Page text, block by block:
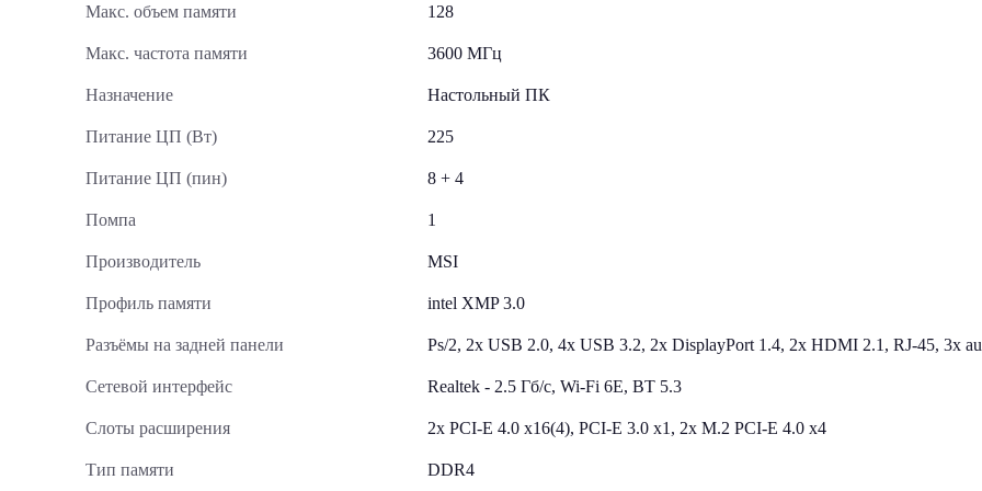
Макс. объем памяти 128
Макс. частота памяти 3600 МГц
Назначение Настольный ПК
Питание ЦП (Вт) 225
Питание ЦП (пин) 8 + 4
Помпа 1
Производитель MSI
Профиль памяти intel XMP 3.0
Разъёмы на задней панели Ps/2, 2x USB 2.0, 4x USB 3.2, 2x DisplayPort 1.4, 2x HDMI 2.1, RJ-45, 3x
Сетевой интерфейс Realtek - 2.5 Гб/с, Wi-Fi 6E, BT 5.3
Слоты расширения 2x PCI-E 4.0 x16(4), PCI-E 3.0 x1, 2x M.2 PCI-E 4.0 х4
Тип памяти DDR4